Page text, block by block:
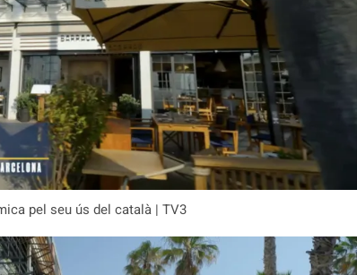
pel seu ús del català | TV3